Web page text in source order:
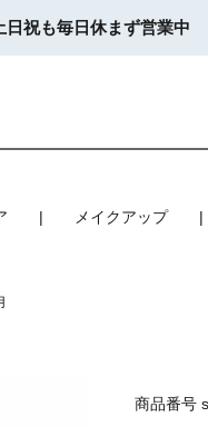
日祝も毎日休まず営業中
メイクアップ
商品番号